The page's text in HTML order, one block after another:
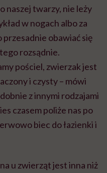
naszej twarzy, nie leży
w nogach albo za
przesadnie obawiać się
rozsądnie.
pościel, zwierzak jest
i czysty – mówi
z innymi rodzajami
czasem poliże nas po
biec do łazienki i
u zwierząt jest inna niż